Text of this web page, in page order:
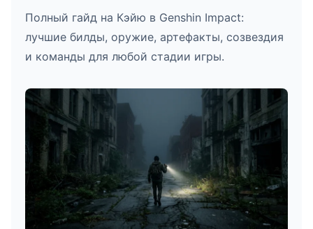
Полный гайд на Кэйю в Genshin Impact:
лучшие билды, оружие, артефакты, созвездия
и команды для любой стадии игры.